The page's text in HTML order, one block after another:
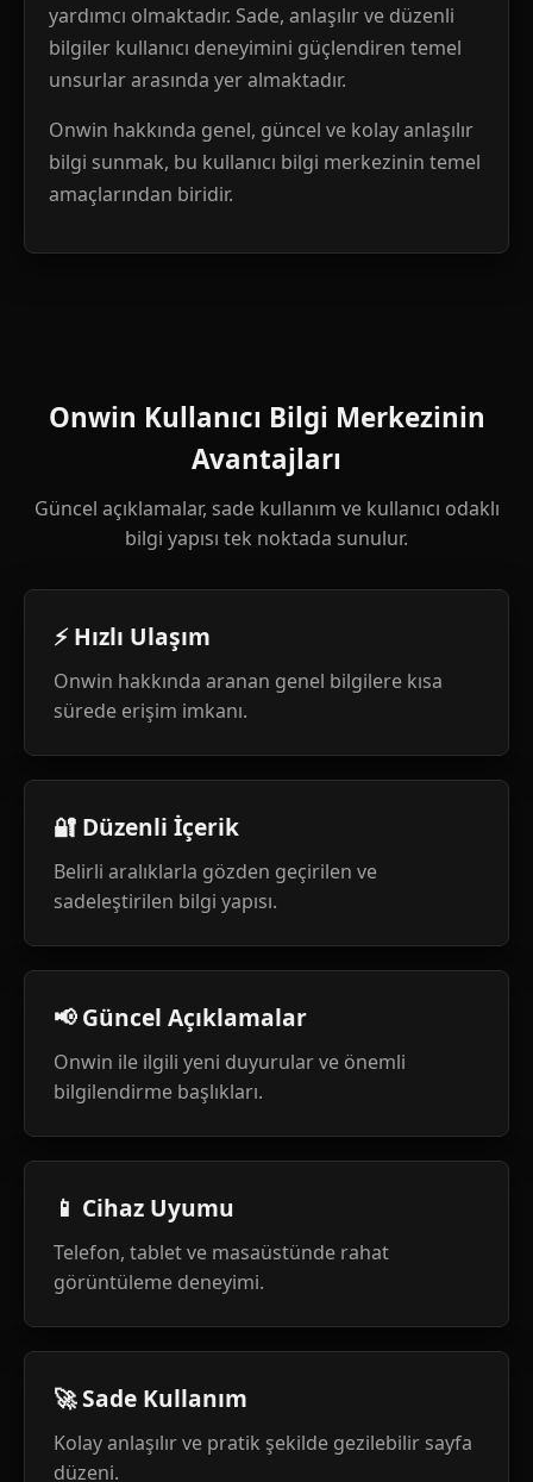
yardımcı olmaktadır. Sade, anlaşılır ve düzenli
bilgiler kullanıcı deneyimini güçlendiren temel
unsurlar arasında yer almaktadır.
Onwin hakkında genel, güncel ve kolay anlaşılır
bilgi sunmak, bu kullanıcı bilgi merkezinin temel
amaçlarından biridir.
Onwin Kullanıcı Bilgi Merkezinin
Avantajları
Güncel açıklamalar, sade kullanım ve kullanıcı odaklı
bilgi yapısı tek noktada sunulur.
⚡ Hızlı Ulaşım
Onwin hakkında aranan genel bilgilere kısa
sürede erişim imkanı.
🔐 Düzenli İçerik
Belirli aralıklarla gözden geçirilen ve
sadeleştirilen bilgi yapısı.
📢 Güncel Açıklamalar
Onwin ile ilgili yeni duyurular ve önemli
bilgilendirme başlıkları.
📱 Cihaz Uyumu
Telefon, tablet ve masaüstünde rahat
görüntüleme deneyimi.
🚀 Sade Kullanım
Kolay anlaşılır ve pratik şekilde gezilebilir sayfa
düzeni.